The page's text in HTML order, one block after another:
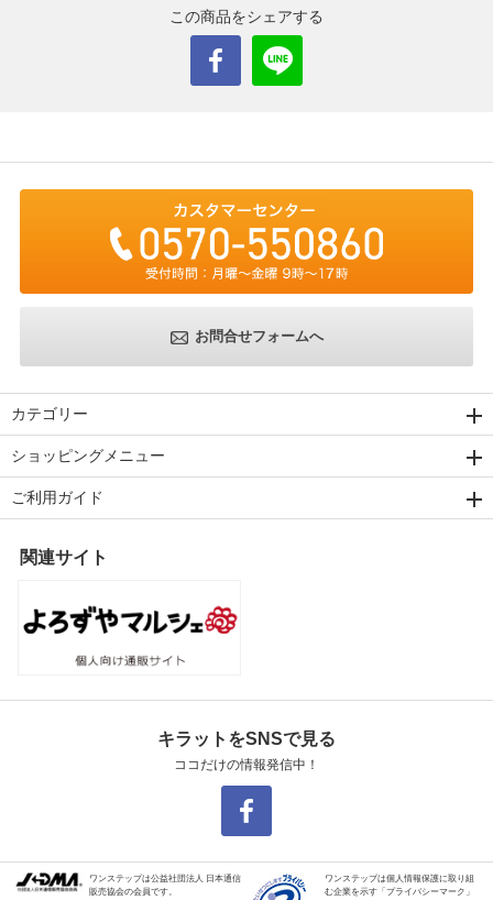
この商品をシェアする
お問合せフォームへ
カテゴリー
ショッピングメニュー
ご利用ガイド
関連サイト
キラットをSNSで見る
ココだけの情報発信中！
ワンステップは公益社団法人 日本通信
販売協会の会員です。
ワンステップは個人情報保護に取り組
む企業を示す「プライバシーマーク」